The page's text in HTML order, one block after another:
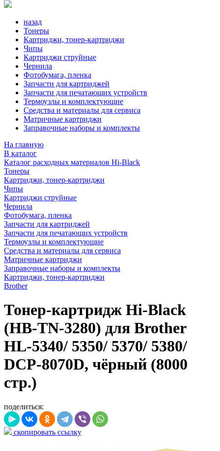
назад
Тонеры
Картриджи, тонер-картриджи
Чипы
Картриджи струйные
Чернила
Фотобумага, пленка
Запчасти для картриджей
Запчасти для печатающих устройств
Термоузлы и комплектующие
Средства и материалы для сервиса
Матричные картриджи
Заправочные наборы и комплекты
На главную
В каталог
Каталог расходных материалов Hi-Black
Тонеры
Картриджи, тонер-картриджи
Чипы
Картриджи струйные
Чернила
Фотобумага, пленка
Запчасти для картриджей
Запчасти для печатающих устройств
Термоузлы и комплектующие
Средства и материалы для сервиса
Матричные картриджи
Заправочные наборы и комплекты
Картриджи, тонер-картриджи
Brother
Тонер-картридж Hi-Black
(HB-TN-3280) для Brother
HL-5340/ 5350/ 5370/ 5380/
DCP-8070D, чёрный (8000
стр.)
поделиться:
скопировать ссылку